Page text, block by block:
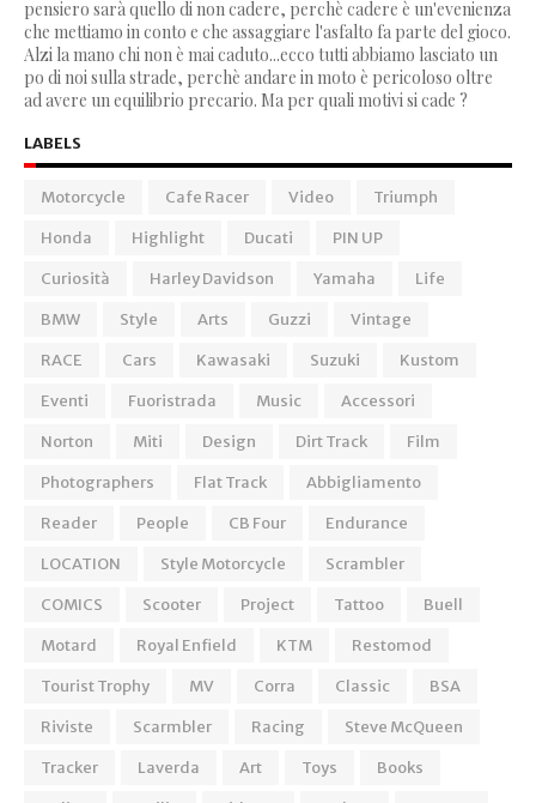
pensiero sarà quello di non cadere, perchè cadere è un'evenienza
che mettiamo in conto e che assaggiare l'asfalto fa parte del gioco.
Alzi la mano chi non è mai caduto...ecco tutti abbiamo lasciato un
po di noi sulla strade, perchè andare in moto è pericoloso oltre
ad avere un equilibrio precario. Ma per quali motivi si cade ?
LABELS
Motorcycle Cafe Racer Video
Triumph
Honda
Highlight Ducati
PIN UP
Curiosità
Harley Davidson Yamaha
Life
BMW
Style Arts Guzzi
Vintage
RACE
Cars Kawasaki Suzuki
Kustom
Eventi
Fuoristrada Music
Accessori
Norton
Miti Design Dirt Track
Film
Photographers
Flat Track
Abbigliamento
Reader
People CB Four
Endurance
LOCATION
Style Motorcycle
Scrambler
COMICS
Scooter Project Tattoo
Buell
Motard
Royal Enfield KTM
Restomod
Tourist Trophy
MV Corra Classic
BSA
Riviste
Scarmbler Racing
Steve McQueen
Tracker
Laverda Art Toys
Books